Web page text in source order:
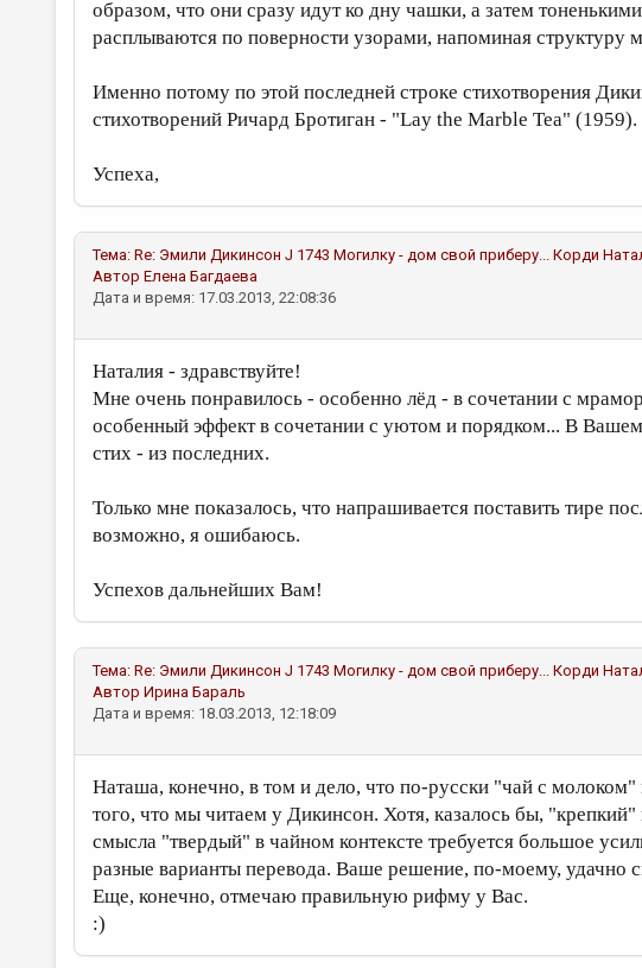
образом, что они сразу идут ко дну чашки, а затем
расплываются по поверности узорами, напоминая структуру
Именно потому по этой последней строке стихотворения
стихотворений Ричард Бротиган - "Lay the Marble Tea" (1959).
Успеха,
Тема: Re: Эмили Дикинсон J 1743 Могилку - дом свой приберу... Корди
Автор Елена Багдаева
Дата и время: 17.03.2013, 22:08:36
Наталия - здравствуйте!
Мне очень понравилось - особенно лёд - в сочетании с
особенный эффект в сочетании с уютом и порядком... В Вашем
стих - из последних.
Только мне показалось, что напрашивается поставить тире
возможно, я ошибаюсь.
Успехов дальнейших Вам!
Тема: Re: Эмили Дикинсон J 1743 Могилку - дом свой приберу... Корди
Автор Ирина Бараль
Дата и время: 18.03.2013, 12:18:09
Наташа, конечно, в том и дело, что по-русски "чай с
того, что мы читаем у Дикинсон. Хотя, казалось бы, "крепкий"
смысла "твердый" в чайном контексте требуется большое
разные варианты перевода. Ваше решение, по-моему, удачно
Еще, конечно, отмечаю правильную рифму у Вас.
:)